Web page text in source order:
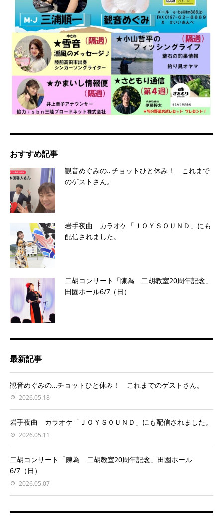
おすすめ記事
観音めぐみの…チョットひと休み！ これまで
のゲストさん。
岩手夜曲 カラオケ「ＪＯＹＳＯＵＮＤ」にも
配信されました。
二胡コンサート「陳為 二胡教室20周年記念」
田園ホール6/7（日）
最新記事
観音めぐみの…チョットひと休み！ これまでのゲストさん。
2026.05.18
岩手夜曲 カラオケ「ＪＯＹＳＯＵＮＤ」にも配信されました。
2026.05.11
二胡コンサート「陳為 二胡教室20周年記念」田園ホール
6/7（日）
2026.05.07